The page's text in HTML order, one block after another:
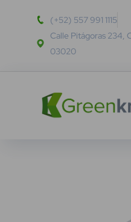
(+52) 557 991 1115
Calle Pitágoras 234,
03020